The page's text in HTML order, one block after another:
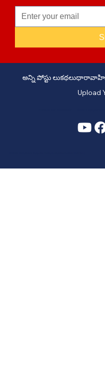
అన్ని పోస్టు లుకథలు
Upload